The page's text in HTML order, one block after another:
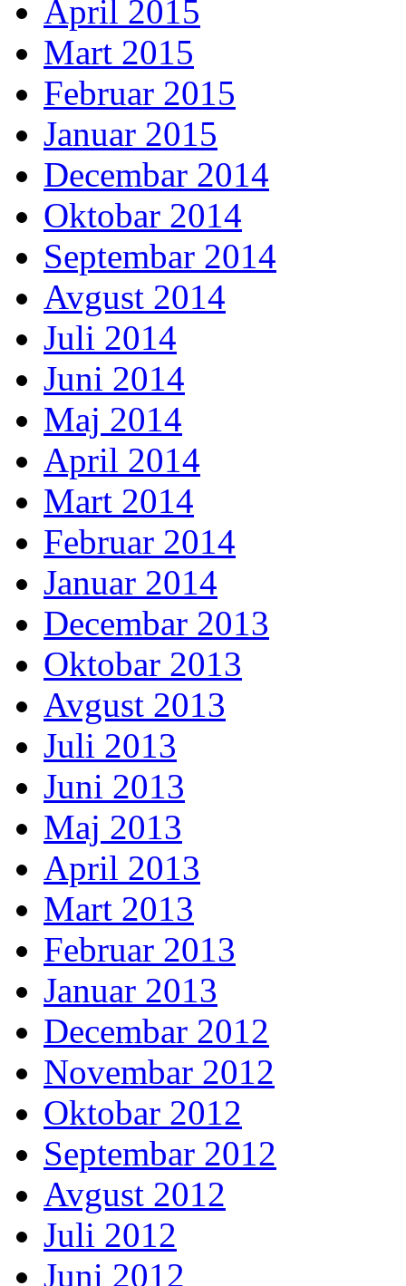
April 2015
Mart 2015
Februar 2015
Januar 2015
Decembar 2014
Oktobar 2014
Septembar 2014
Avgust 2014
Juli 2014
Juni 2014
Maj 2014
April 2014
Mart 2014
Februar 2014
Januar 2014
Decembar 2013
Oktobar 2013
Avgust 2013
Juli 2013
Juni 2013
Maj 2013
April 2013
Mart 2013
Februar 2013
Januar 2013
Decembar 2012
Novembar 2012
Oktobar 2012
Septembar 2012
Avgust 2012
Juli 2012
Juni 2012